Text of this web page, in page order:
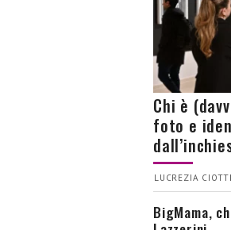
Chi è
foto e
LUCREZIA
BigMama,